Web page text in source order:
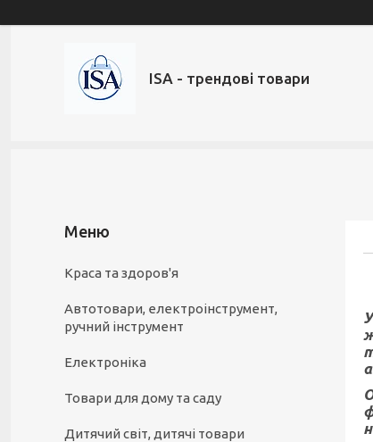
ISA - трендові товари
Краса та здоров'я
Автотовари, електроінструмент,
ручний інструмент
Електроніка
Товари для дому та саду
Дитячий світ, дитячі товари